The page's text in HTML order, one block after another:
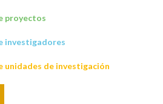
proyectos
investigadores
unidades de investigación